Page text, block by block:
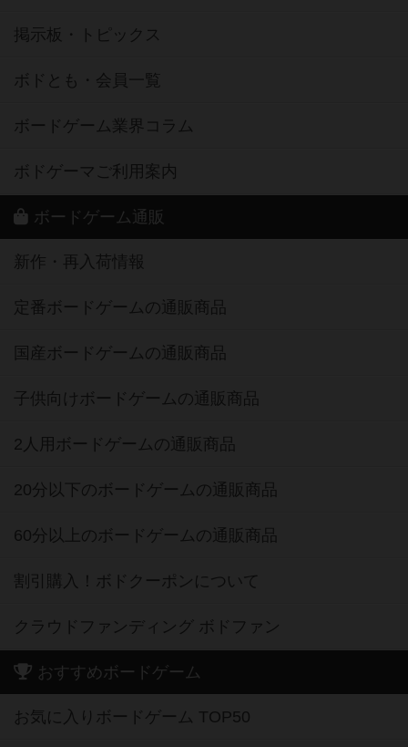
掲示板・トピックス
ボドとも・会員一覧
ボードゲーム業界コラム
ボドゲーマご利用案内
ボードゲーム通販
新作・再入荷情報
定番ボードゲームの通販商品
国産ボードゲームの通販商品
子供向けボードゲームの通販商品
2人用ボードゲームの通販商品
20分以下のボードゲームの通販商品
60分以上のボードゲームの通販商品
割引購入！ボドクーポンについて
クラウドファンディング ボドファン
おすすめボードゲーム
お気に入りボードゲーム TOP50